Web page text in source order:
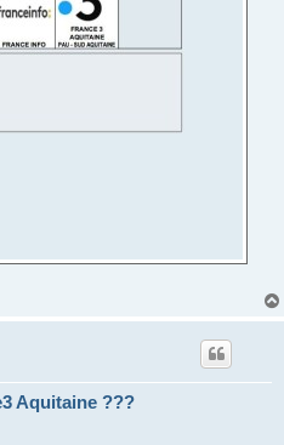
Aquitaine ???